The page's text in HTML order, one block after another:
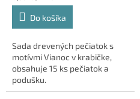
cena:
Do košíka
Sada drevených pečiatok s
motívmi Vianoc v krabičke,
obsahuje 15 ks pečiatok a
podušku.